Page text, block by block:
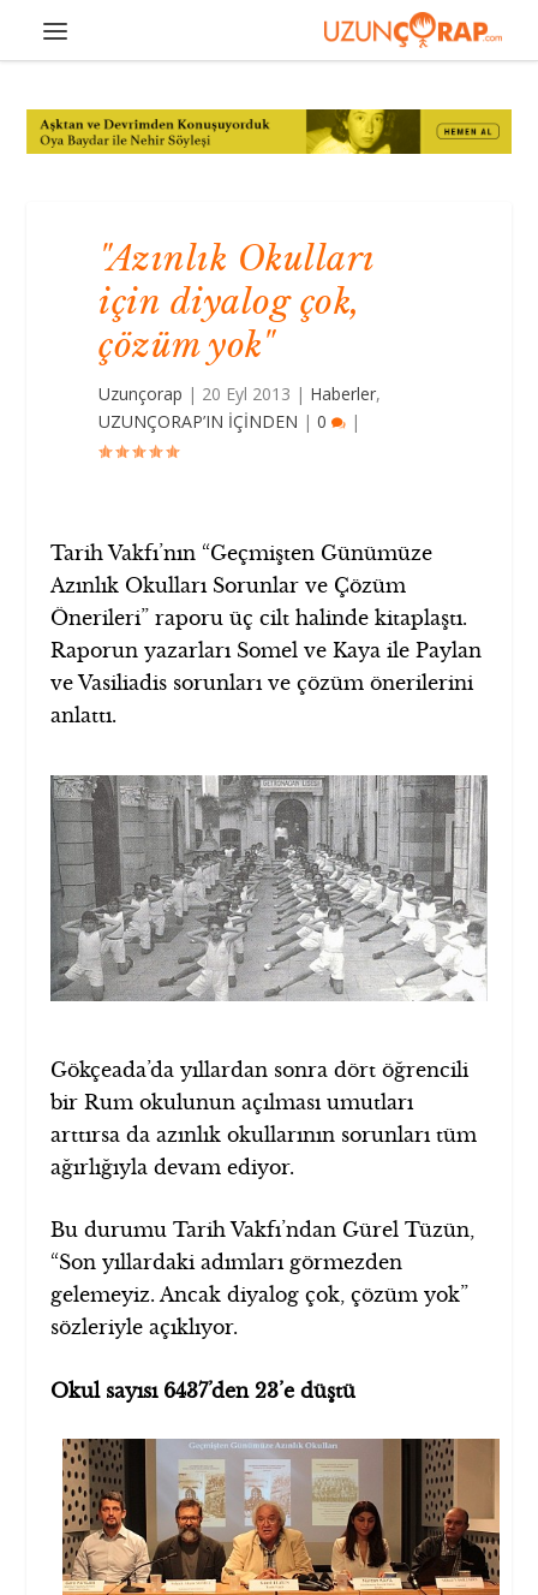
"Azınlık Okulları
için diyalog çok,
çözüm yok"
Uzunçorap | 20 Eyl 2013 | Haberler,
UZUNÇORAP’IN İÇİNDEN |0 |
Tarih Vakfı’nın “Geçmişten Günümüze
Azınlık Okulları Sorunlar ve Çözüm
Önerileri” raporu üç cilt halinde kitaplaştı.
Raporun yazarları Somel ve Kaya ile Paylan
ve Vasiliadis sorunları ve çözüm önerilerini
anlattı.
Gökçeada’da yıllardan sonra dört öğrencili
bir Rum okulunun açılması umutları
arttırsa da azınlık okullarının sorunları tüm
ağırlığıyla devam ediyor.
Bu durumu Tarih Vakfı’ndan Gürel Tüzün,
“Son yıllardaki adımları görmezden
gelemeyiz. Ancak diyalog çok, çözüm yok”
sözleriyle açıklıyor.
Okul sayısı 6437’den 23’e düştü